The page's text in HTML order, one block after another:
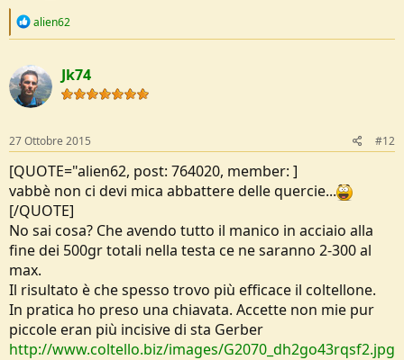
R
c
t
i
o
s
:
alien62
Jk74
27 Ottobre 2015 #12
[QUOTE="alien62, post: 764020, member: ]
vabbè non ci devi mica abbattere delle quercie...
[/QUOTE]
No sai cosa? Che avendo tutto il manico in acciaio alla
fine dei 500gr totali nella testa ce ne saranno 2-300 al
max.
Il risultato è che spesso trovo più efficace il coltellone.
In pratica ho preso una chiavata. Accette non mie pur
piccole eran più incisive di sta Gerber
http://www.coltello.biz/images/G2070_dh2go43rqsf2.jpg